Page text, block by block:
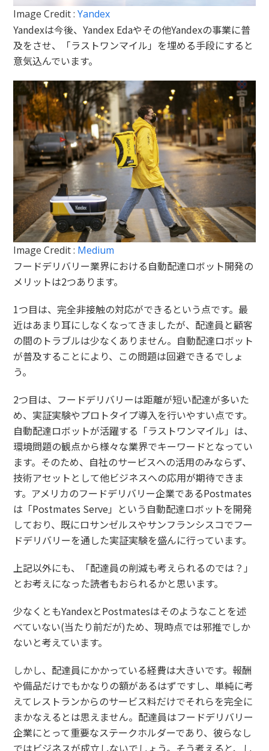
Image Credit :Yandex
Yandexは今後、Yandex Edaやその他Yandexの事業に普
及をさせ、「ラストワンマイル」を埋める手段にすると
意気込んでいます。
Image Credit : Medium
フードデリバリー業界における自動配達ロボット開発の
メリットは2つあります。
1つ目は、完全非接触の対応ができるという点です。最
近はあまり耳にしなくなってきましたが、配達員と顧客
の間のトラブルは少なくありません。自動配達ロボット
が普及することにより、この問題は回避できるでしょ
う。
2つ目は、フードデリバリーは距離が短い配達が多いた
め、実証実験やプロトタイプ導入を行いやすい点です。
自動配達ロボットが活躍する「ラストワンマイル」は、
環境問題の観点から様々な業界でキーワードとなってい
ます。そのため、自社のサービスへの活用のみならず、
技術アセットとして他ビジネスへの応用が期待できま
す。アメリカのフードデリバリー企業であるPostmates
は「Postmates Serve」という自動配達ロボットを開発
しており、既にロサンゼルスやサンフランシスコでフー
ドデリバリーを通した実証実験を盛んに行っています。
上記以外にも、「配達員の削減も考えられるのでは？」
とお考えになった読者もおられるかと思います。
少なくともYandexとPostmatesはそのようなことを述
べていない(当たり前だが)ため、現時点では邪推でしか
ないと考えています。
しかし、配達員にかかっている経費は大きいです。報酬
や備品だけでもかなりの額があるはずですし、単純に考
えてレストランからのサービス料だけでそれらを完全に
まかなえるとは思えません。配達員はフードデリバリー
企業にとって重要なステークホルダーであり、彼らなし
ではビジネスが成立しないでしょう。そう考えると、し